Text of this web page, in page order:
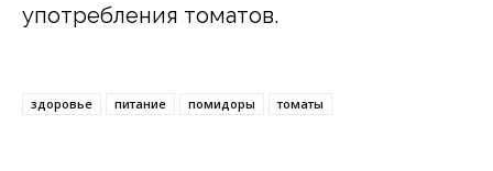
употребления томатов.
здоровье питание помидоры томаты